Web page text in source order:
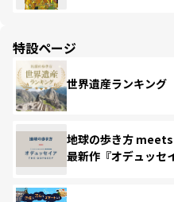
特設ページ
世界遺産ランキング
地球の歩き方 meets
最新作『オデュッセ